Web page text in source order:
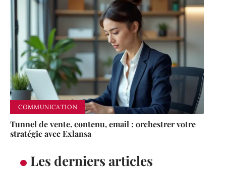
COMMUNICATION
Tunnel de vente, contenu, email : orchestrer votre
stratégie avec Exlansa
Les derniers articles